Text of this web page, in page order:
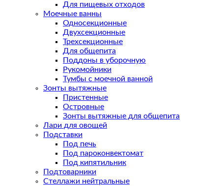
Для пищевых отходов
Моечные ванны
Односекционные
Двухсекционные
Трехсекционные
Для общепита
Поддоны в уборочную
Рукомойники
Тумбы с моечной ванной
Зонты вытяжные
Пристенные
Островные
Зонты вытяжные для общепита
Лари для овощей
Подставки
Под печь
Под пароконвектомат
Под кипятильник
Подтоварники
Стеллажи нейтральные